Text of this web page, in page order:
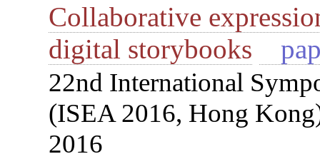
Collaborative
digital storybooks
22nd International
(ISEA 2016, Hong
2016